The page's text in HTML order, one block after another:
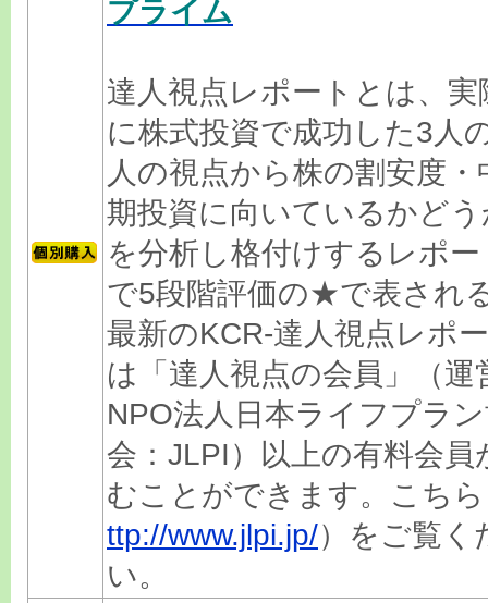
プライム
達人視点レポートとは、実
に株式投資で成功した3人
人の視点から株の割安度・
期投資に向いているかど
を分析し格付けするレポー
で5段階評価の★で表され
最新のKCR-達人視点レポ
は「達人視点の会員」（運
NPO法人日本ライフプラ
会：JLPI）以上の有料会員
むことができます。こち
ttp://www.jlpi.jp/）をご覧く
い。